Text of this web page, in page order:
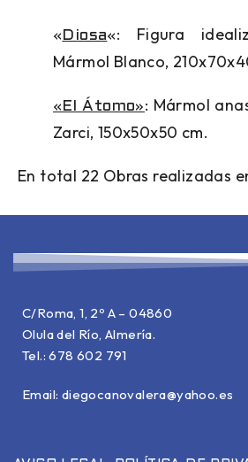
« Diosa«: Figura
Mármol Blanco,
«El Átomo»: Mármol
Zarci, 150x50x50 cm.
En total 22 Obras realizadas
C/Roma, 1, 2º A – 04860
Olula del Río, Almería.
Tel.: 678 602 791
Email: diegocanovalera@yahoo.es